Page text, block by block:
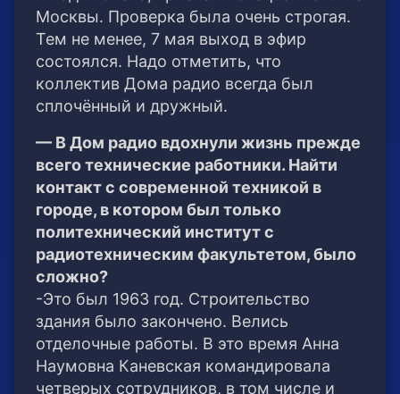
Москвы. Проверка была очень строгая.
Тем не менее, 7 мая выход в эфир
состоялся. Надо отметить, что
коллектив Дома радио всегда был
сплочённый и дружный.
— В Дом радио вдохнули жизнь прежде
всего технические работники. Найти
контакт с современной техникой в
городе, в котором был только
политехнический институт с
радиотехническим факультетом, было
сложно?
-Это был 1963 год. Строительство
здания было закончено. Велись
отделочные работы. В это время Анна
Наумовна Каневская командировала
четверых сотрудников, в том числе и